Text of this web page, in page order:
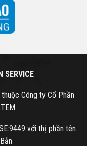
SERVICE
Công ty Cổ Phần
với thị phần tên